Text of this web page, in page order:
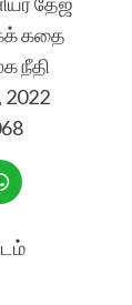
கதை
நீதி
2022